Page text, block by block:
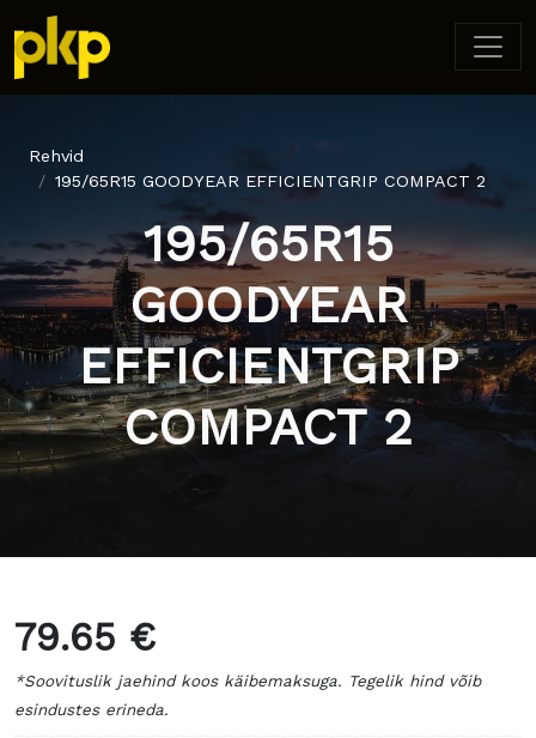
Rehvid
195/65R15 GOODYEAR EFFICIENTGRIP COMPACT 2
195/65R15
GOODYEAR
EFFICIENTGRIP
COMPACT 2
79.65 €
*Soovituslik jaehind koos käibemaksuga. Tegelik hind võib
esindustes erineda.